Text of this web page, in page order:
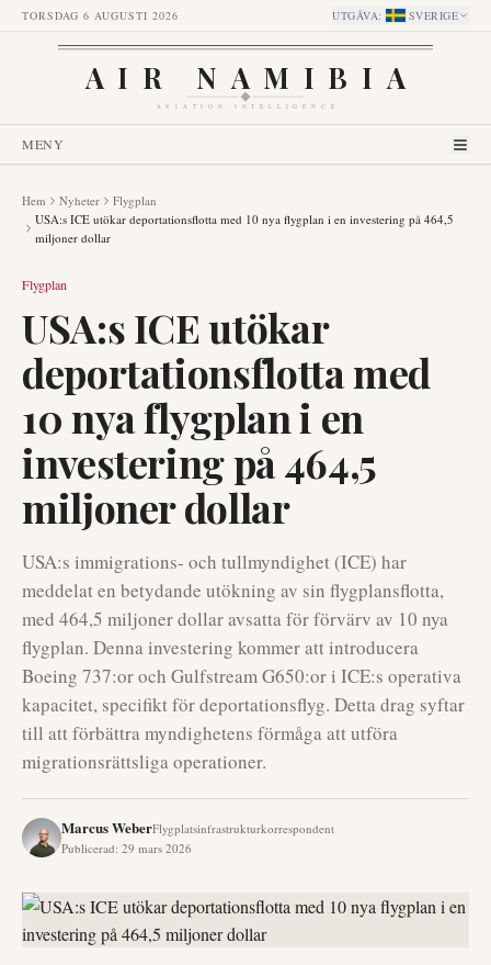
TORSDAG 6 AUGUSTI 2026 UTGÅVA: SVERIGE
AIR NAMIBIA
AVIATION INTELLIGENCE
MENY
Hem Nyheter
Flygplan
USA:s ICE utökar deportationsflotta med 10 nya flygplan i en investering på 464,5
miljoner dollar
Flygplan
USA:s ICE utökar
deportationsflotta med
10 nya flygplan i en
investering på 464,5
miljoner dollar
USA:s immigrations- och tullmyndighet (ICE) har
meddelat en betydande utökning av sin flygplansflotta,
med 464,5 miljoner dollar avsatta för förvärv av 10 nya
flygplan. Denna investering kommer att introducera
Boeing 737:or och Gulfstream G650:or i ICE:s operativa
kapacitet, specifikt för deportationsflyg. Detta drag syftar
till att förbättra myndighetens förmåga att utföra
migrationsrättsliga operationer.
Marcus WeberFlygplatsinfrastrukturkorrespondent
Publicerad: 29 mars 2026